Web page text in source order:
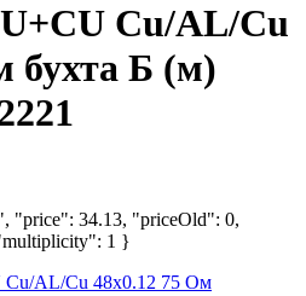
Cu/AL/Cu
бухта Б (м)
34.13, "priceOld": 0,
1 }